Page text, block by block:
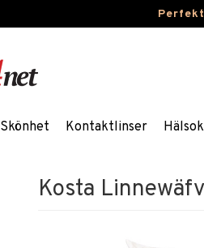
Skönhet Kontaktlinser
Kosta